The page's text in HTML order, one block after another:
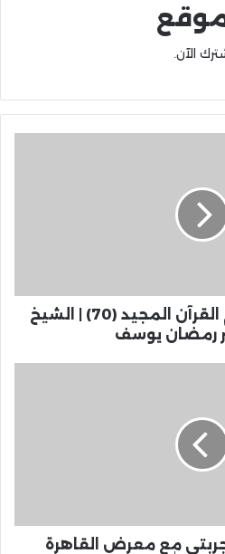
الآن.
الجديد من كتب علوم القرآن المجيد (70) | الشيخ
رمضان يوسف
مع معرض القاهرة